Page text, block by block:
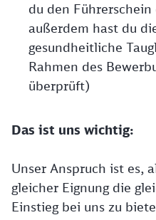
du den
außerdem hast du
gesundheitliche
Rahmen des
überprüft)
Das ist uns wichtig:
Unser Anspruch ist es,
gleicher Eignung die
Einstieg bei uns zu